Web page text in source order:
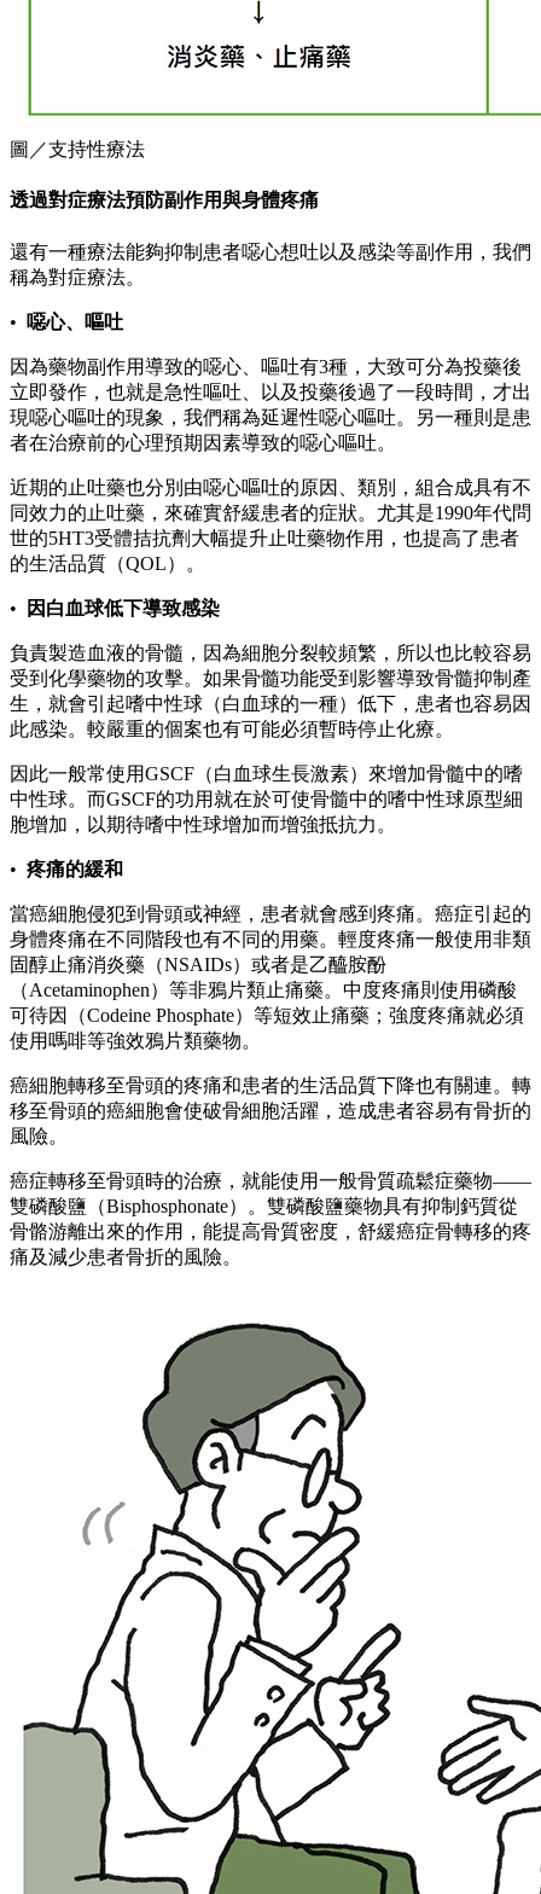
圖／支持性療法
透過對症療法預防副作用與身體疼痛
還有一種療法能夠抑制患者噁心想吐以及感染等副作用，我們
稱為對症療法。
• 噁心、嘔吐
因為藥物副作用導致的噁心、嘔吐有3種，大致可分為投藥後
立即發作，也就是急性嘔吐、以及投藥後過了一段時間，才出
現噁心嘔吐的現象，我們稱為延遲性噁心嘔吐。另一種則是患
者在治療前的心理預期因素導致的噁心嘔吐。
近期的止吐藥也分別由噁心嘔吐的原因、類別，組合成具有不
同效力的止吐藥，來確實舒緩患者的症狀。尤其是1990年代問
世的5HT3受體拮抗劑大幅提升止吐藥物作用，也提高了患者
的生活品質（QOL）。
• 因白血球低下導致感染
負責製造血液的骨髓，因為細胞分裂較頻繁，所以也比較容易
受到化學藥物的攻擊。如果骨髓功能受到影響導致骨髓抑制產
生，就會引起嗜中性球（白血球的一種）低下，患者也容易因
此感染。較嚴重的個案也有可能必須暫時停止化療。
因此一般常使用GSCF（白血球生長激素）來增加骨髓中的嗜
中性球。而GSCF的功用就在於可使骨髓中的嗜中性球原型細
胞增加，以期待嗜中性球增加而增強抵抗力。
• 疼痛的緩和
當癌細胞侵犯到骨頭或神經，患者就會感到疼痛。癌症引起的
身體疼痛在不同階段也有不同的用藥。輕度疼痛一般使用非類
固醇止痛消炎藥（NSAIDs）或者是乙醯胺酚
（Acetaminophen）等非鴉片類止痛藥。中度疼痛則使用磷酸
可待因（Codeine Phosphate）等短效止痛藥；強度疼痛就必須
使用嗎啡等強效鴉片類藥物。
癌細胞轉移至骨頭的疼痛和患者的生活品質下降也有關連。轉
移至骨頭的癌細胞會使破骨細胞活躍，造成患者容易有骨折的
風險。
癌症轉移至骨頭時的治療，就能使用一般骨質疏鬆症藥物——
雙磷酸鹽（Bisphosphonate）。雙磷酸鹽藥物具有抑制鈣質從
骨骼游離出來的作用，能提高骨質密度，舒緩癌症骨轉移的疼
痛及減少患者骨折的風險。